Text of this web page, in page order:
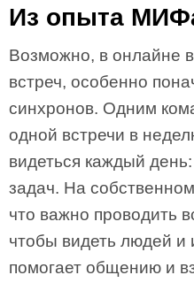
Из опыта
Возможно, в онлайне
встреч, особенно
синхронов. Одним
одной встречи в
видеться каждый
задач. На
что важно проводить
чтобы видеть людей и
помогает общению и